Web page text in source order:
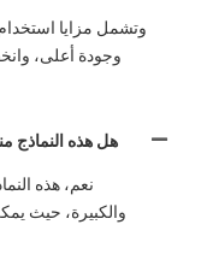
وتشمل مزايا
وجودة أعلى،
هل هذه النماذج
نعم، هذه
والكبيرة، حيث